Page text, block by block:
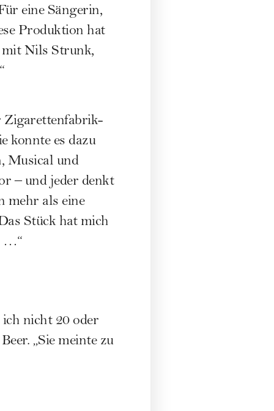
eine Sängerin,
Produktion hat
mit Nils Strunk,
Zigarettenfabrik-
konnte es dazu
Musical und
– und jeder denkt
mehr als eine
Stück hat mich
…“
ich nicht 20 oder
„Sie meinte zu